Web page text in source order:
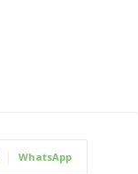
WhatsApp